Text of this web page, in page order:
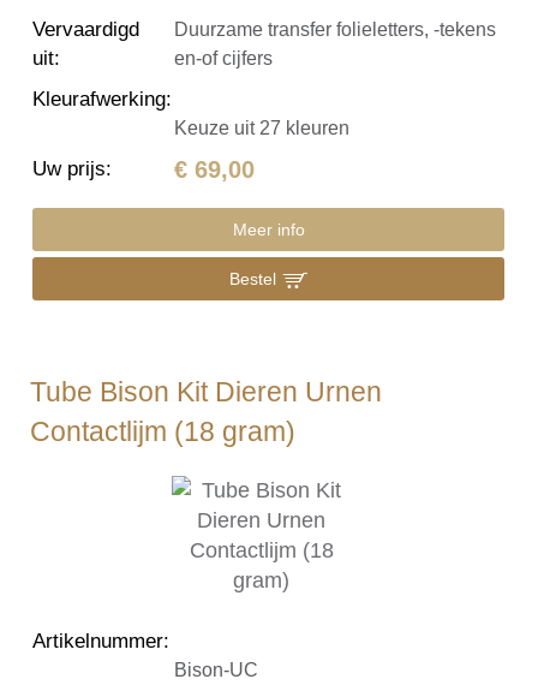
Vervaardigd
uit:
Duurzame transfer folieletters, -tekens
en-of cijfers
Kleurafwerking:
Keuze uit 27 kleuren
Uw prijs: € 69,00
Meer info
Bestel
Tube Bison Kit Dieren Urnen
Contactlijm (18 gram)
Artikelnummer:
Bison-UC